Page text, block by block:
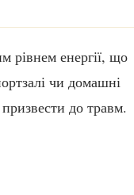
рівнем енергії, що
чи домашні
до травм.